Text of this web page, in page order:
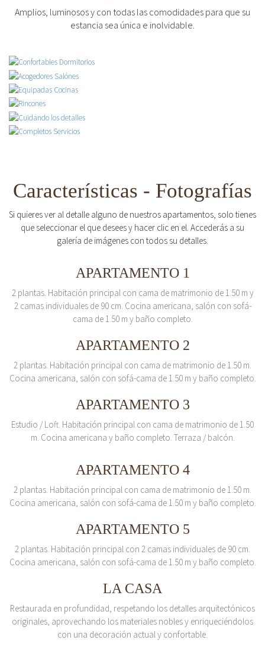
Amplios, luminosos y con todas las comodidades para que su
estancia sea única e inolvidable.
Características - Fotografías
Si quieres ver al detalle alguno de nuestros apartamentos, solo tienes
que seleccionar el que desees y hacer clic en el. Accederás a su
galería de imágenes con todos su detalles.
APARTAMENTO 1
2 plantas. Habitación principal con cama de matrimonio de 1.50 m y
2 camas individuales de 90 cm. Cocina americana, salón con sofá-
cama de 1.50 m y baño completo.
APARTAMENTO 2
2 plantas. Habitación principal con cama de matrimonio de 1.50 m.
Cocina americana, salón con sofá-cama de 1.50 m y baño completo.
APARTAMENTO 3
Estudio / Loft. Habitación principal con cama de matrimonio de 1.50
m. Cocina americana y baño completo. Terraza / balcón.
APARTAMENTO 4
2 plantas. Habitación principal con cama de matrimonio de 1.50 m.
Cocina americana, salón con sofá-cama de 1.50 m y baño completo.
APARTAMENTO 5
2 plantas. Habitación principal con 2 camas individuales de 90 cm.
Cocina americana, salón con sofá-cama de 1.50 m y baño completo.
LA CASA
Restaurada en profundidad, respetando los detalles arquitectónicos
originales, aprovechando los materiales nobles y enriqueciéndolos
con una decoración actual y confortable.